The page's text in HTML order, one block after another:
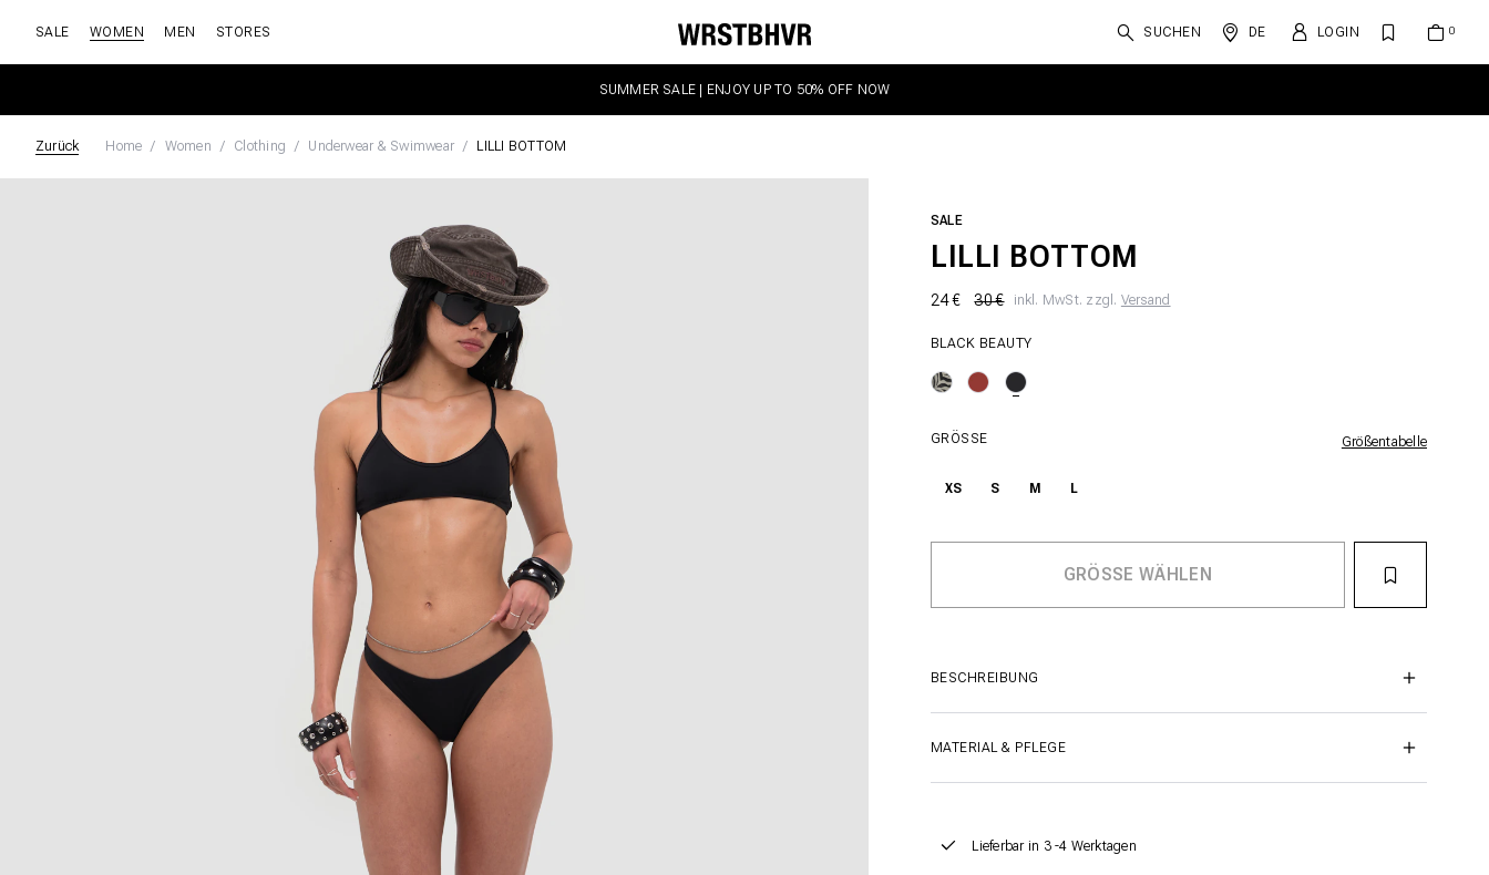
SALE WOMEN MEN STORES SUCHEN DE LOGIN
SUMMER SALE | ENJOY UP TO 50% OFF NOW
Zurück Home Women Clothing Underwear & Swimwear LILLI BOTTOM
SALE
LILLI BOTTOM
24 € 30 € inkl. MwSt. zzgl. Versand
BLACK BEAUTY
GRÖSSE Größentabelle
XS S M L
BESCHREIBUNG
MATERIAL & PFLEGE
Lieferbar in 3 -4 Werktagen